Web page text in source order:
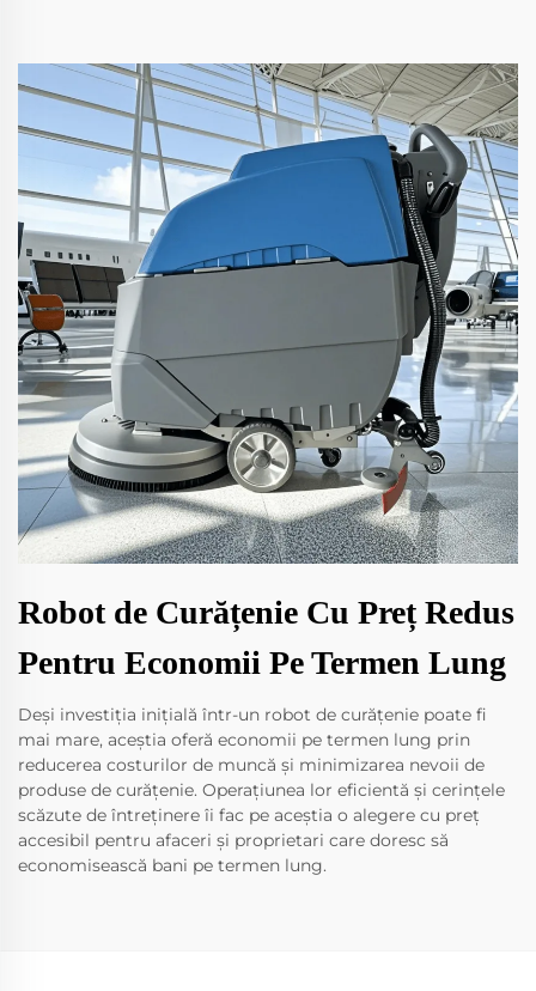
Robot de Curățenie Cu Preț Redus
Pentru Economii Pe Termen Lung
Deși investiția inițială într-un robot de curățenie poate fi
mai mare, aceștia oferă economii pe termen lung prin
reducerea costurilor de muncă și minimizarea nevoii de
produse de curățenie. Operațiunea lor eficientă și cerințele
scăzute de întreținere îi fac pe aceștia o alegere cu preț
accesibil pentru afaceri și proprietari care doresc să
economisească bani pe termen lung.